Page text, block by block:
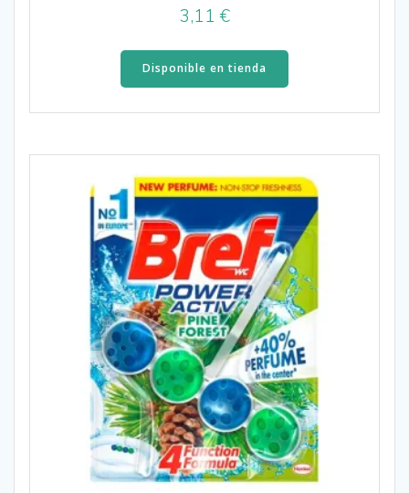
3,11€
Disponible en tienda